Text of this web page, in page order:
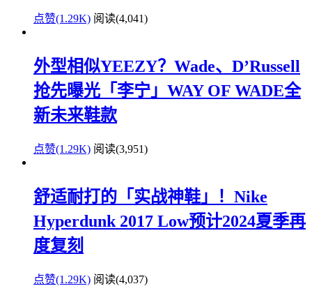
点赞(1.29K) 阅读(4,041)
外型相似YEEZY？Wade、D’Russell
抢先曝光「李宁」WAY OF WADE全
新未来鞋款
点赞(1.29K) 阅读(3,951)
舒适耐打的「实战神鞋」！Nike
Hyperdunk 2017 Low预计2024夏季再
度复刻
点赞(1.29K) 阅读(4,037)